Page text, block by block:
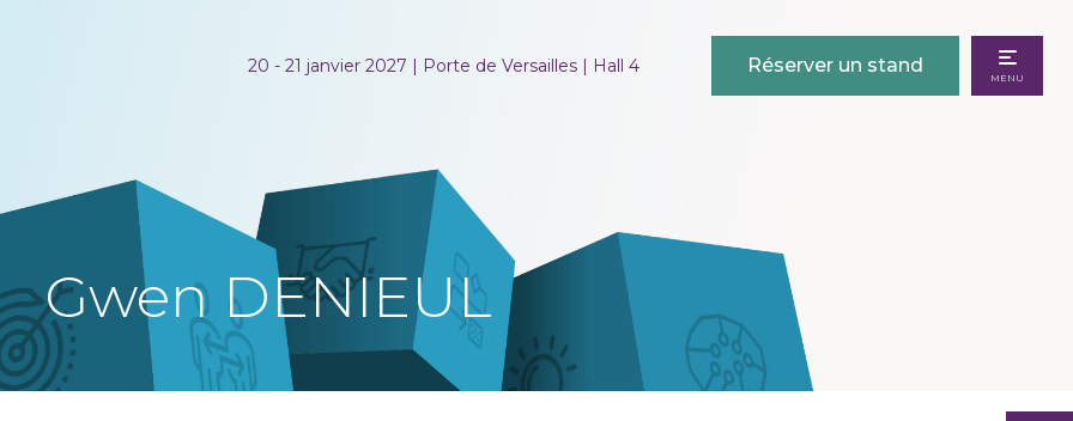
20 - 21 janvier 2027 | Porte de Versailles | Hall 4 Réserver un stand
MENU
Gwen DENIEUL